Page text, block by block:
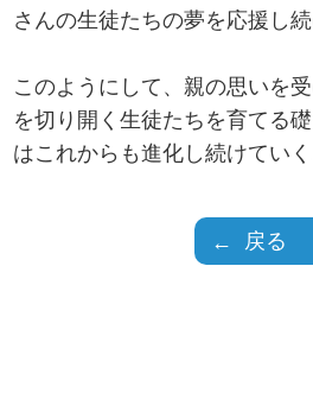
さんの生徒たちの夢を応援し続
このようにして、親の思いを
を切り開く生徒たちを育てる
はこれからも進化し続けていく
戻る